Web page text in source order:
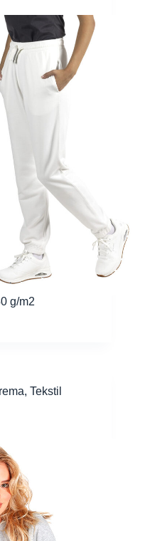
g/m2
, Tekstil